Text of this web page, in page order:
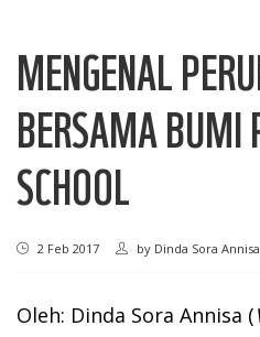
MENGENAL
BERSAMA BUMI
SCHOOL
2 Feb 2017 by Dinda Sora Annisa
Oleh: Dinda Sora Annisa (